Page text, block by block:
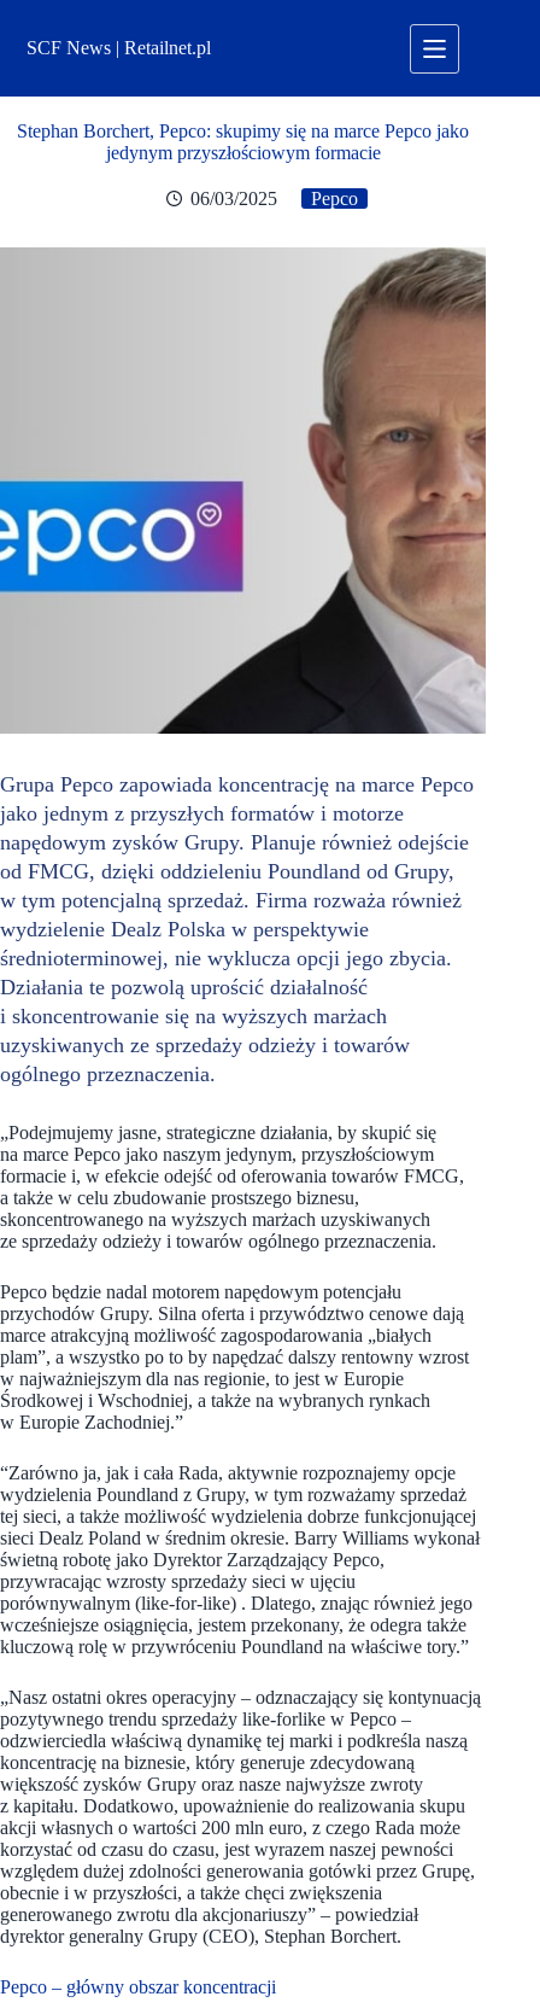
treściSCF News | Retailnet.pl
Stephan Borchert, Pepco: skupimy się na marce Pepco jako
jedynym przyszłościowym formacie
06/03/2025 Pepco
Grupa Pepco zapowiada koncentrację na marce Pepco
jako jednym z przyszłych formatów i motorze
napędowym zysków Grupy. Planuje również odejście
od FMCG, dzięki oddzieleniu Poundland od Grupy,
w tym potencjalną sprzedaż. Firma rozważa również
wydzielenie Dealz Polska w perspektywie
średnioterminowej, nie wyklucza opcji jego zbycia.
Działania te pozwolą uprościć działalność
i skoncentrowanie się na wyższych marżach
uzyskiwanych ze sprzedaży odzieży i towarów
ogólnego przeznaczenia.
„Podejmujemy jasne, strategiczne działania, by skupić się
na marce Pepco jako naszym jedynym, przyszłościowym
formacie i, w efekcie odejść od oferowania towarów FMCG,
a także w celu zbudowanie prostszego biznesu,
skoncentrowanego na wyższych marżach uzyskiwanych
ze sprzedaży odzieży i towarów ogólnego przeznaczenia.
Pepco będzie nadal motorem napędowym potencjału
przychodów Grupy. Silna oferta i przywództwo cenowe dają
marce atrakcyjną możliwość zagospodarowania „białych
plam”, a wszystko po to by napędzać dalszy rentowny wzrost
w najważniejszym dla nas regionie, to jest w Europie
Środkowej i Wschodniej, a także na wybranych rynkach
w Europie Zachodniej.”
“Zarówno ja, jak i cała Rada, aktywnie rozpoznajemy opcje
wydzielenia Poundland z Grupy, w tym rozważamy sprzedaż
tej sieci, a także możliwość wydzielenia dobrze funkcjonującej
sieci Dealz Poland w średnim okresie. Barry Williams wykonał
świetną robotę jako Dyrektor Zarządzający Pepco,
przywracając wzrosty sprzedaży sieci w ujęciu
porównywalnym (like-for-like) . Dlatego, znając również jego
wcześniejsze osiągnięcia, jestem przekonany, że odegra także
kluczową rolę w przywróceniu Poundland na właściwe tory.”
„Nasz ostatni okres operacyjny – odznaczający się kontynuacją
pozytywnego trendu sprzedaży like-forlike w Pepco –
odzwierciedla właściwą dynamikę tej marki i podkreśla naszą
koncentrację na biznesie, który generuje zdecydowaną
większość zysków Grupy oraz nasze najwyższe zwroty
z kapitału. Dodatkowo, upoważnienie do realizowania skupu
akcji własnych o wartości 200 mln euro, z czego Rada może
korzystać od czasu do czasu, jest wyrazem naszej pewności
względem dużej zdolności generowania gotówki przez Grupę,
obecnie i w przyszłości, a także chęci zwiększenia
generowanego zwrotu dla akcjonariuszy” – powiedział
dyrektor generalny Grupy (CEO), Stephan Borchert.
Pepco – główny obszar koncentracji